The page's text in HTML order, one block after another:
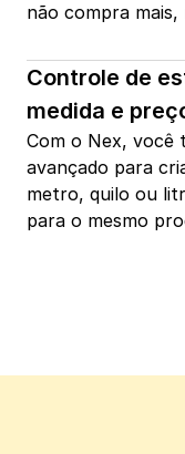
não compra mais,
Controle de
medida e
Com o Nex, você
avançado para
metro, quilo ou
para o mesmo